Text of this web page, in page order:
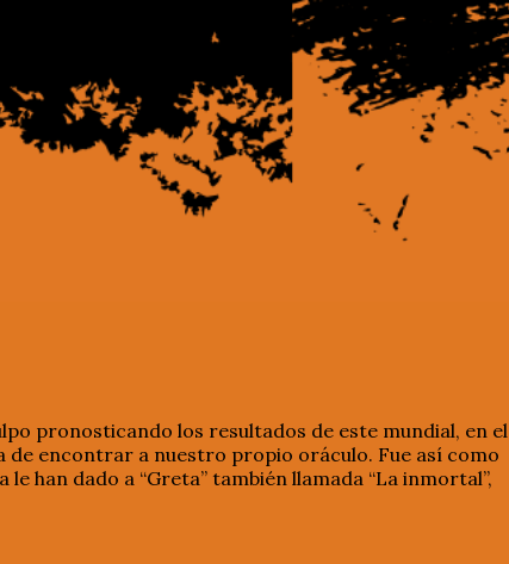
pronosticando los resultados de este mundial, en el
encontrar a nuestro propio oráculo. Fue así como
han dado a “Greta” también llamada “La inmortal”,